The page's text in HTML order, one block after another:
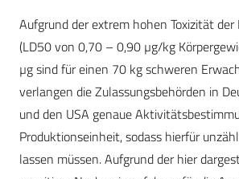
Aufgrund der extrem hohen Toxizität
(LD50 von 0,70 – 0,90 µg/kg
µg sind für einen 70 kg schweren
verlangen die Zulassungsbehörden in
und den USA genaue
Produktionseinheit, sodass hierfür
lassen müssen. Aufgrund der hier